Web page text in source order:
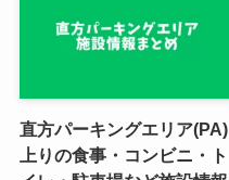
直方パーキングエリア(PA)
上りの食事・コンビニ・ト